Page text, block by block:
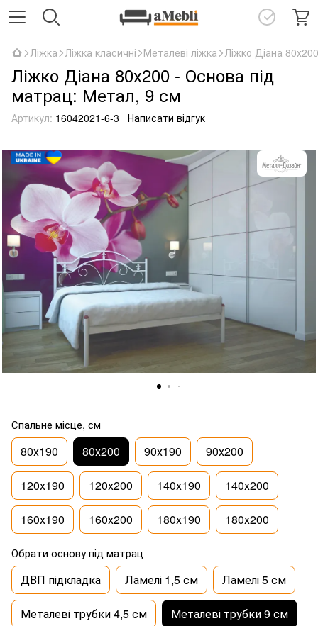
Ліжка Ліжка класичні Металеві ліжка Ліжко Діана
Ліжко Діана 80х200 - Основа під
матрац: Метал, 9 см
Артикул: 16042021-6-3 Написати відгук
Спальне місце, см
80х190 80х200 90х190 90х200
120х190 120х200 140х190 140х200
160х190 160х200 180х190 180х200
Обрати основу під матрац
ДВП підкладка Ламелі 1,5 см Ламелі 5 см
Металеві трубки 4,5 см Металеві трубки 9 см